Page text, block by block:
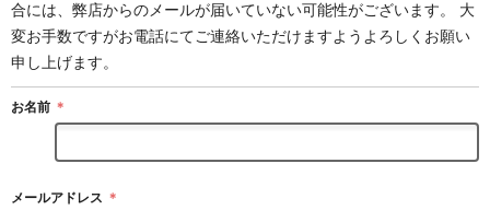
合には、弊店からのメールが届いていない可能性がございます。 大
変お手数ですがお電話にてご連絡いただけますようよろしくお願い
申し上げます。
お名前 ＊
メールアドレス ＊